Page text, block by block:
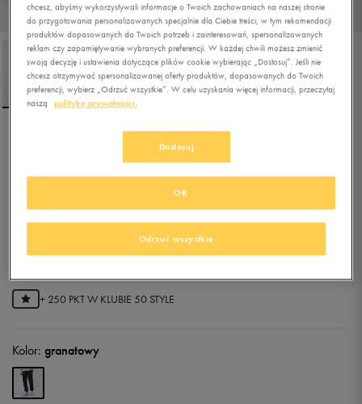
1/4
REEBOK SPODNIE COLE
SMALL LOGO ELASTICATED
HEM
5.0
49,99zł-25%(najniższa cena od momentu wprowadzenia produktu)
+ 250 PKT W KLUBIE 50 STYLE
Kolor: granatowy
chcesz, abyśmy wykorzystywali informacje o Twoich zachowaniach na naszej stronie
do przygotowania personalizowanych specjalnie dla Ciebie treści, w tym rekomendacji
produktów dopasowanych do Twoich potrzeb i zainteresowań, spersonalizowanych
reklam czy zapamiętywanie wybranych preferencji. W każdej chwili możesz zmienić
swoją decyzję i ustawienia dotyczące plików cookie wybierając „Dostosuj”. Jeśli nie
chcesz otrzymywać spersonalizowanej oferty produktów, dopasowanych do Twoich
preferencji, wybierz „Odrzuć wszystkie”. W celu uzyskania więcej informacji, przeczytaj
naszą
politykę prywatności.
Dostosuj
Odrzuć wszystkie
OK